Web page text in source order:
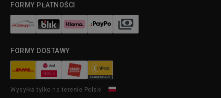
FORMY PŁATNOŚCI
FORMY DOSTAWY
Wysyłka tylko na terenie Polski